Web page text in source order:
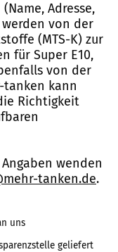
Adresse,
von der
(MTS-K) zur
für Super E10,
von der
tanken kann
Richtigkeit
wenden
tanken.de.
uns
geliefert